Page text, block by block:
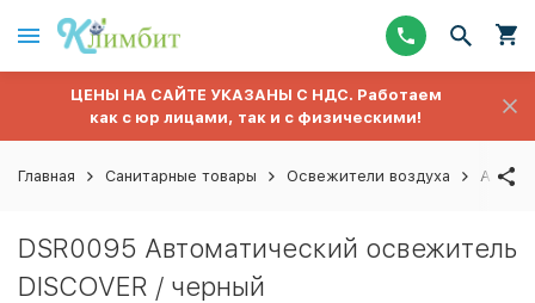
ЦЕНЫ НА САЙТЕ УКАЗАНЫ С НДС. Работаем
как с юр лицами, так и с физическими!
Главная Санитарные товары Освежители воздуха
DSR0095 Автоматический освежитель
DISCOVER / черный